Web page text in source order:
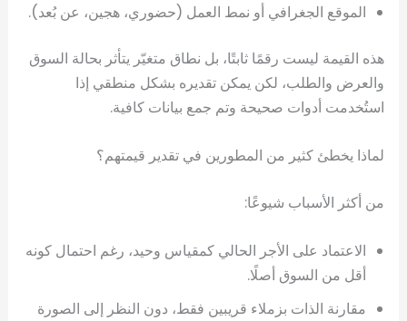
الموقع الجغرافي أو نمط العمل (حضوري، هجين، عن بُعد).
هذه القيمة ليست رقمًا ثابتًا، بل نطاق متغيّر يتأثر بحالة السوق
والعرض والطلب، لكن يمكن تقديره بشكل منطقي إذا
استُخدمت أدوات صحيحة وتم جمع بيانات كافية.
لماذا يخطئ كثير من المطورين في تقدير قيمتهم؟
من أكثر الأسباب شيوعًا:
الاعتماد على الأجر الحالي كمقياس وحيد، رغم احتمال كونه
أقل من السوق أصلًا.
مقارنة الذات بزملاء قريبين فقط، دون النظر إلى الصورة